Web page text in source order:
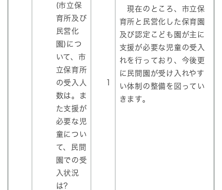
現在のところ、市立保
育所と民営化した保育園
及び認定こども園が主に
支援が必要な児童の受入
れを行っており、今後更
に民間園が受け入れやす
い体制の整備を図ってい
きます。
(市立保
育所及び
民営化
園)につ
いて、市
立保育所
の受入人
数は。ま
た支援が
必要な児
童につい
て、民間
園での受
入状況
は?
1